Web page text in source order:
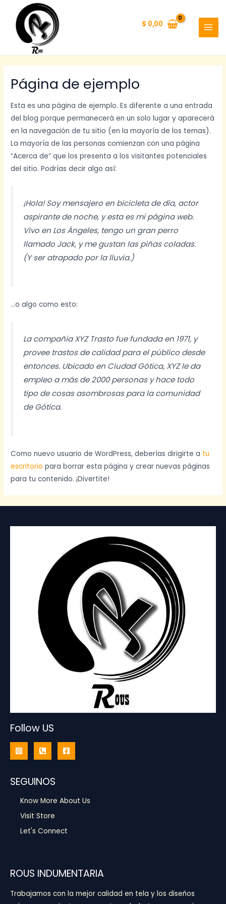
contenido
$ 0,00
MAIN
Página de ejemplo
Esta es una página de ejemplo. Es diferente a una entrada
del blog porque permanecerá en un solo lugar y aparecerá
en la navegación de tu sitio (en la mayoría de los temas).
La mayoría de las personas comienzan con una página
“Acerca de” que los presenta a los visitantes potenciales
del sitio. Podrías decir algo así:
¡Hola! Soy mensajero en bicicleta de día, actor
aspirante de noche, y esta es mi página web.
Vivo en Los Ángeles, tengo un gran perro
llamado Jack, y me gustan las piñas coladas.
(Y ser atrapado por la lluvia.)
…o algo como esto:
La compañia XYZ Trasto fue fundada en 1971, y
provee trastos de calidad para el público desde
entonces. Ubicado en Ciudad Gótica, XYZ le da
empleo a más de 2000 personas y hace todo
tipo de cosas asombrosas para la comunidad
de Gótica.
Como nuevo usuario de WordPress, deberías dirigirte a tu
escritorio para borrar esta página y crear nuevas páginas
para tu contenido. ¡Divertite!
Follow US
SEGUINOS
Know More About Us
Visit Store
Let's Connect
ROUS INDUMENTARIA
Trabajamos con la mejor calidad en tela y los diseños